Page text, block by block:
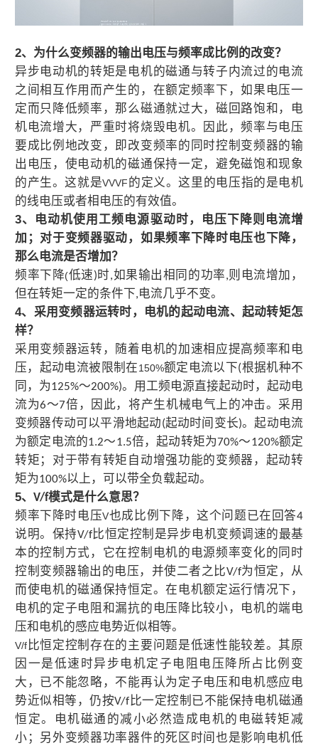
2、为什么变频器的输出电压与频率成比例的改变？
异步电动机的转矩是电机的磁通与转子内流过的电流
之间相互作用而产生的，在额定频率下，如果电压一
定而只降低频率，那么磁通就过大，磁回路饱和，电
机电流增大，严重时将烧毁电机。因此，频率与电压
要成比例地改变，即改变频率的同时控制变频器的输
出电压，使电动机的磁通保持一定，避免磁饱和现象
的产生。这就是VVVF的定义。这里的电压指的是电机
的线电压或者相电压的有效值。
3、电动机使用工频电源驱动时，电压下降则电流增
加；对于变频器驱动，如果频率下降时电压也下降，
那么电流是否增加？
频率下降(低速)时,如果输出相同的功率,则电流增加，
但在转矩一定的条件下,电流几乎不变。
4、采用变频器运转时，电机的起动电流、起动转矩怎
样？
采用变频器运转，随着电机的加速相应提高频率和电
压，起动电流被限制在150%额定电流以下(根据机种不
同，为125%～200%)。用工频电源直接起动时，起动电
流为6～7倍，因此，将产生机械电气上的冲击。采用
变频器传动可以平滑地起动(起动时间变长)。起动电流
为额定电流的1.2～1.5倍，起动转矩为70%～120%额定
转矩；对于带有转矩自动增强功能的变频器，起动转
矩为100%以上，可以带全负载起动。
5、 V/f模式是什么意思？
频率下降时电压V也成比例下降，这个问题已在回答4
说明。保持V/f比恒定控制是异步电机变频调速的最基
本的控制方式，它在控制电机的电源频率变化的同时
控制变频器输出的电压，并使二者之比V/f为恒定，从
而使电机的磁通保持恒定。在电机额定运行情况下，
电机的定子电阻和漏抗的电压降比较小，电机的端电
压和电机的感应电势近似相等。
V/f 比恒定控制存在的主要问题是低速性能较差。其原
因一是低速时异步电机定子电阻电压降所占比例变
大，已不能忽略，不能再认为定子电压和电机感应电
势近似相等，仍按V/f 比一定控制已不能保持电机磁通
恒定。电机磁通的减小必然造成电机的电磁转矩减
小；另外变频器功率器件的死区时间也是影响电机低